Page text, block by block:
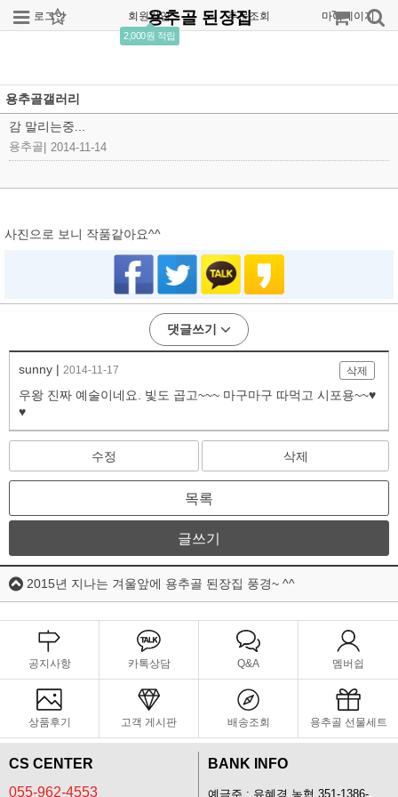
로그인 회원가입
2,000원 적립
주문조회 마이페이지
용추골 된장집
용추골갤러리
감 말리는중...
용추골 2014-11-14
사진으로 보니 작품같아요^^
댓글쓰기
sunny | 2014-11-17 삭제
우왕 진짜 예술이네요. 빛도 곱고~~~ 마구마구 따먹고 시포용~~♥
♥
수정 삭제
목록
글쓰기
2015년 지나는 겨울앞에 용추골 된장집 풍경~ ^^
공지사항 카톡상담 Q&A 멤버쉽
상품후기 고객 게시판 배송조회 용추골 선물세트
CS CENTER
055-962-4553
BANK INFO
예금주 : 유혜경 농협 351-1386-